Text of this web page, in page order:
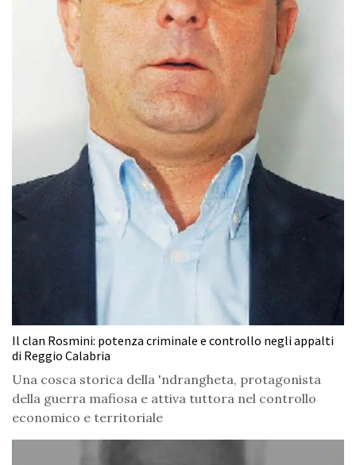
Il clan Rosmini: potenza criminale e controllo negli appalti
di Reggio Calabria
Una cosca storica della 'ndrangheta, protagonista
della guerra mafiosa e attiva tuttora nel controllo
economico e territoriale